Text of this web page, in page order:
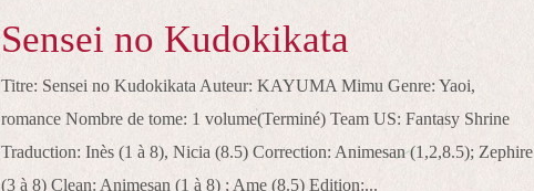
Sensei no Kudokikata
Titre: Sensei no Kudokikata Auteur: KAYUMA Mimu Genre: Yaoi,
romance Nombre de tome: 1 volume(Terminé) Team US: Fantasy Shrine
Traduction: Inès (1 à 8), Nicia (8.5) Correction: Animesan (1,2,8.5); Zephire
(3 à 8) Clean: Animesan (1 à 8) ; Ame (8.5) Edition:...